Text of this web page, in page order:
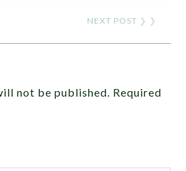
NEXT POST ❯ ❯
not be published. Required